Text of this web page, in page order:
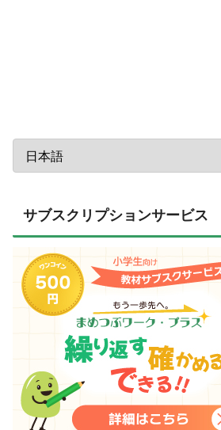
サブスクリプションサービス